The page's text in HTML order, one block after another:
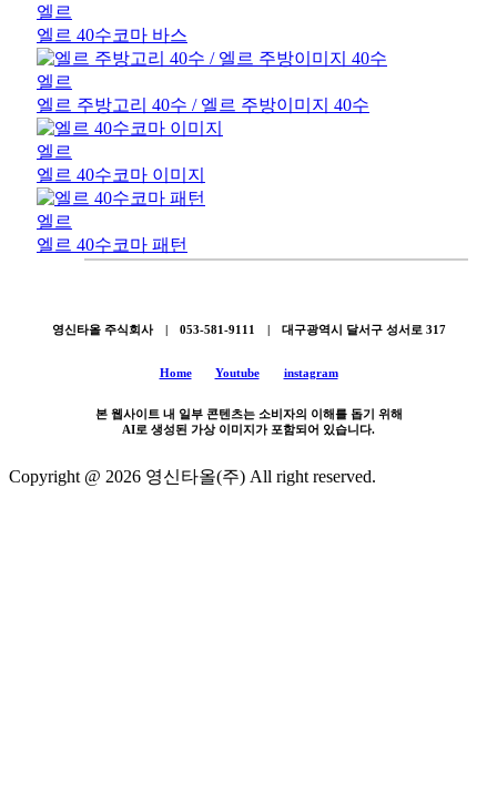
엘르
엘르 40수코마 바스
엘르
엘르 주방고리 40수 / 엘르 주방이미지 40수
엘르
엘르 40수코마 이미지
엘르
엘르 40수코마 패턴
영신타올 주식회사 | 053-581-9111 | 대구광역시 달서구 성서로 317
Home Youtube instagram
본 웹사이트 내 일부 콘텐츠는 소비자의 이해를 돕기 위해
AI로 생성된 가상 이미지가 포함되어 있습니다.
Copyright @ 2026 영신타올(주) All right reserved.